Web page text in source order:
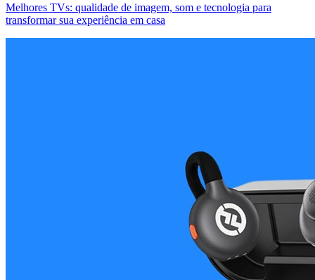
Melhores TVs: qualidade de imagem, som e tecnologia para
transformar sua experiência em casa